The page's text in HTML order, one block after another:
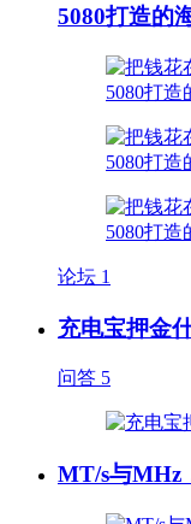
5080打造的
论坛 1
充电宝押金
问答 5
MT/s与MHz